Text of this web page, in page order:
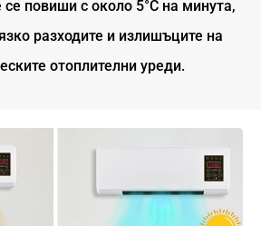
повиши с около 5°C на минута,
разходите и излишъците на
отоплителни уреди.